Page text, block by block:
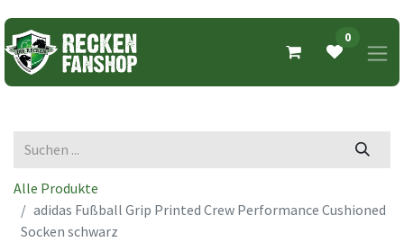
0
Alle Produkte
adidas Fußball Grip Printed Crew Performance Cushioned
Socken schwarz